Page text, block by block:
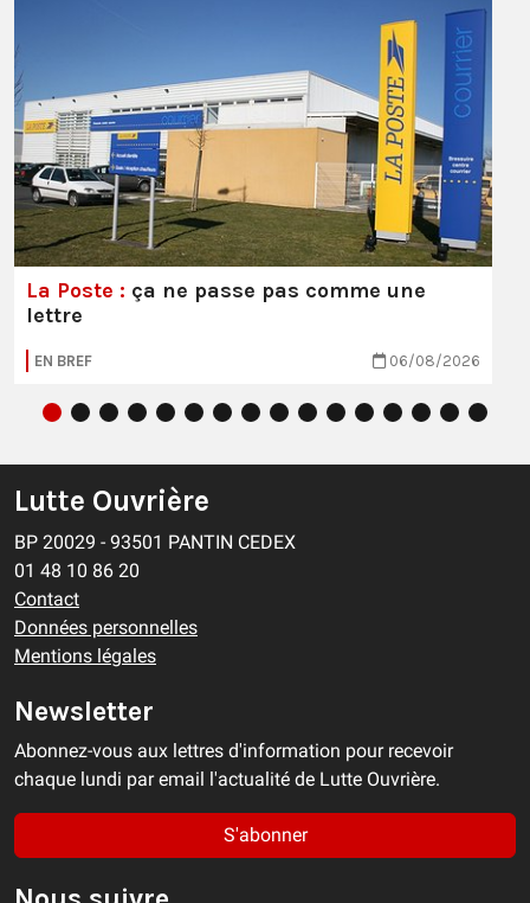
La Poste : ça ne passe pas comme une
lettre
EN BREF 06/08/2026
Lutte Ouvrière
BP 20029 - 93501 PANTIN CEDEX
01 48 10 86 20
Contact
Données personnelles
Mentions légales
Newsletter
Abonnez-vous aux lettres d'information pour recevoir
chaque lundi par email l'actualité de Lutte Ouvrière.
S'abonner